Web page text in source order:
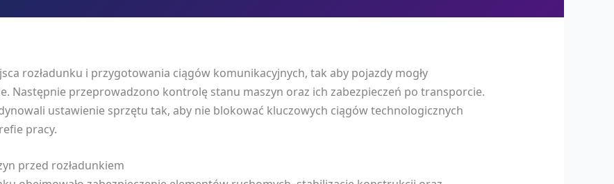
rozładunku i przygotowania ciągów komunikacyjnych, tak aby pojazdy mogły
Następnie przeprowadzono kontrolę stanu maszyn oraz ich zabezpieczeń po transporcie.
ustawienie sprzętu tak, aby nie blokować kluczowych ciągów technologicznych
pracy.
przed rozładunkiem